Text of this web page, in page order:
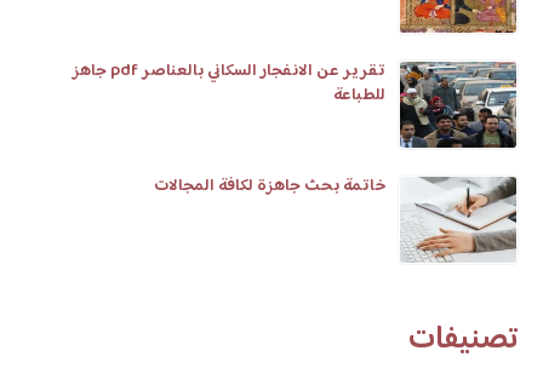
تقرير عن الانفجار السكاني بالعناصر pdf جاهز
للطباعة
خاتمة بحث جاهزة لكافة المجالات
تصنيفات